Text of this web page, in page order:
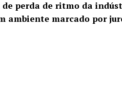
perda de ritmo da
ambiente marcado por